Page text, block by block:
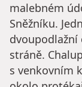
malebném
Sněžníku.
dvoupodlažní
stráně.
s venkovním